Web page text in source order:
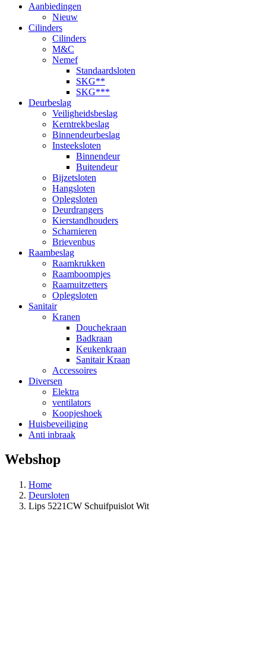
Aanbiedingen
Nieuw
Cilinders
Cilinders
M&C
Nemef
Standaardsloten
SKG**
SKG***
Deurbeslag
Veiligheidsbeslag
Kerntrekbeslag
Binnendeurbeslag
Insteeksloten
Binnendeur
Buitendeur
Bijzetsloten
Hangsloten
Oplegsloten
Deurdrangers
Kierstandhouders
Scharnieren
Brievenbus
Raambeslag
Raamkrukken
Raamboompjes
Raamuitzetters
Oplegsloten
Sanitair
Kranen
Douchekraan
Badkraan
Keukenkraan
Sanitair Kraan
Accessoires
Diversen
Elektra
ventilators
Koopjeshoek
Huisbeveiliging
Anti inbraak
Webshop
Home
Deursloten
Lips 5221CW Schuifpuislot Wit